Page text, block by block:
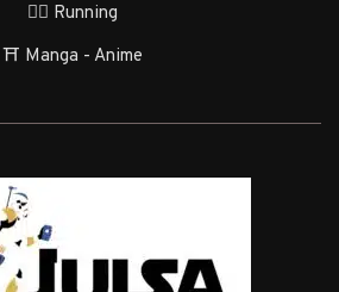
🏃‍♂️ Running
⛩️ Manga - Anime